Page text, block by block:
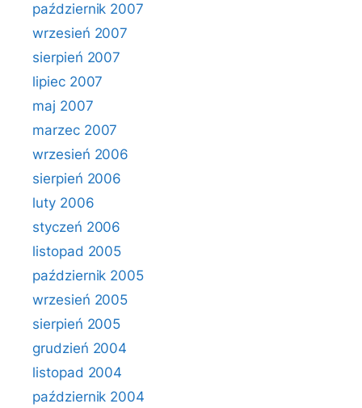
październik 2007
wrzesień 2007
sierpień 2007
lipiec 2007
maj 2007
marzec 2007
wrzesień 2006
sierpień 2006
luty 2006
styczeń 2006
listopad 2005
październik 2005
wrzesień 2005
sierpień 2005
grudzień 2004
listopad 2004
październik 2004